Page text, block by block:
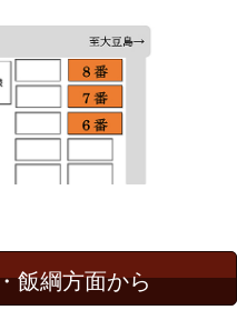
飯綱方面から